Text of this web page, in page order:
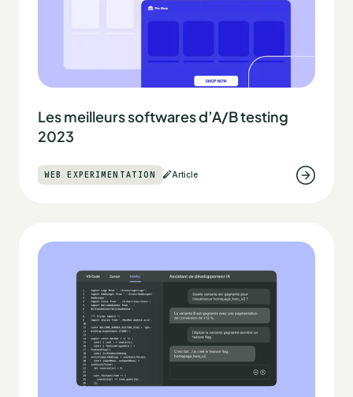
Les meilleurs softwares d’A/B testing
2023
WEB EXPERIMENTATION Article